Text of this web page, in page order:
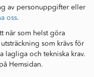
av personuppgifter eller
oss.
när som helst göra
som krävs för
lagliga och tekniska krav.
Hemsidan.